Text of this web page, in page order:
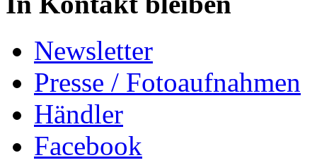
Newsletter
Presse / Fotoaufnahmen
Händler
Facebook